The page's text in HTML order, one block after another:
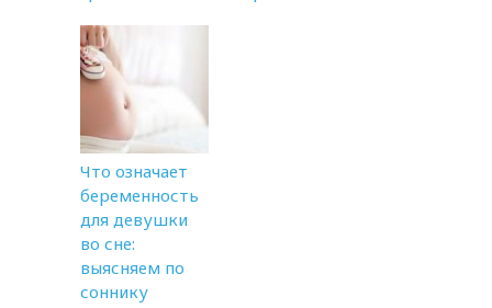
Что означает
беременность
для девушки
во сне:
выясняем по
соннику